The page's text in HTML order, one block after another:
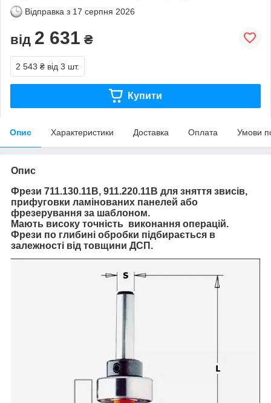
Відправка з 17 серпня 2026
від 2 631 ₴
2 543 ₴ від 3 шт.
Купити
Опис Характеристики Доставка Оплата Умови
Опис
Фрези 711.130.11B, 911.220.11B для зняття звисів,
прифуговки ламінованих панелей або
фрезерування за шаблоном.
Мають високу точність виконання операцій.
Фрези по глибині обробки підбирається в
залежності від товщини ДСП.